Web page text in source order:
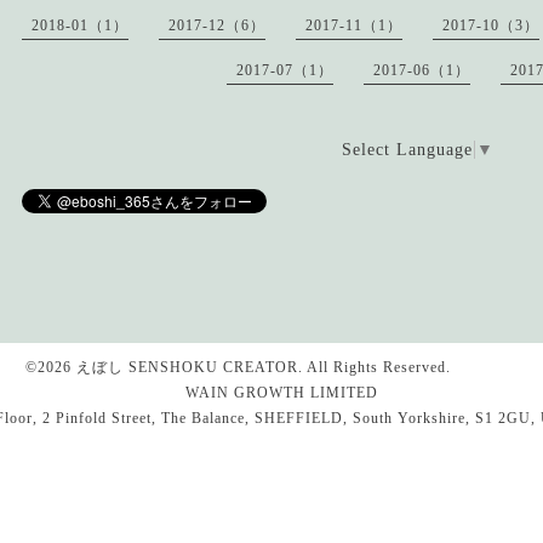
2018-01（1） 2017-12（6） 2017-11（1） 2017-10（3）
2017-07（1） 2017-06（1）
Select Language ▼
©2026 えぼし SENSHOKU CREATOR. All Rights Reserved.
WAIN GROWTH LIMITED
Street, The Balance, SHEFFIELD, South Yorkshire, S1 2GU,